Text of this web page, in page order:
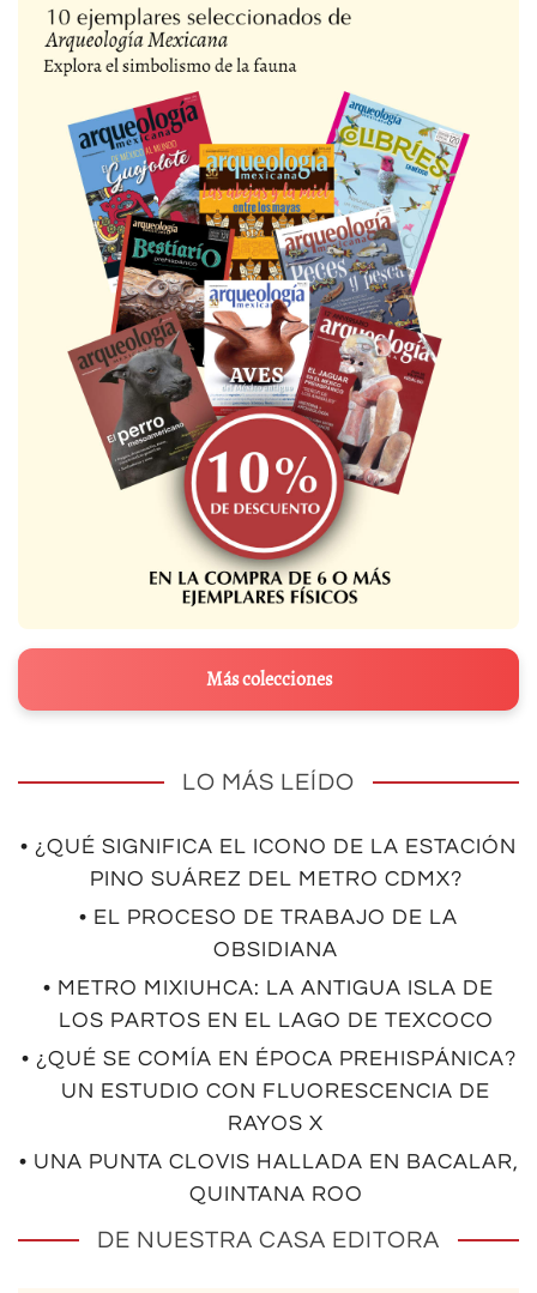
Más colecciones
LO MÁS LEÍDO
• ¿QUÉ SIGNIFICA EL ICONO DE LA ESTACIÓN
PINO SUÁREZ DEL METRO CDMX?
• EL PROCESO DE TRABAJO DE LA
OBSIDIANA
• METRO MIXIUHCA: LA ANTIGUA ISLA DE
LOS PARTOS EN EL LAGO DE TEXCOCO
• ¿QUÉ SE COMÍA EN ÉPOCA PREHISPÁNICA?
UN ESTUDIO CON FLUORESCENCIA DE
RAYOS X
• UNA PUNTA CLOVIS HALLADA EN BACALAR,
QUINTANA ROO
DE NUESTRA CASA EDITORA